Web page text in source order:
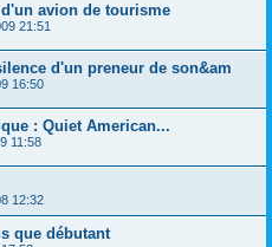
avion de tourisme
21:51
d'un preneur de son&am
16:50
: Quiet American...
11:58
12:32
que débutant